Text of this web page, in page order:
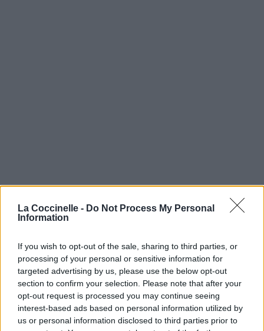
La Coccinelle - Do Not Process My Personal
Information
If you wish to opt-out of the sale, sharing to third parties, or
processing of your personal or sensitive information for
targeted advertising by us, please use the below opt-out
section to confirm your selection. Please note that after your
opt-out request is processed you may continue seeing
interest-based ads based on personal information utilized by
us or personal information disclosed to third parties prior to